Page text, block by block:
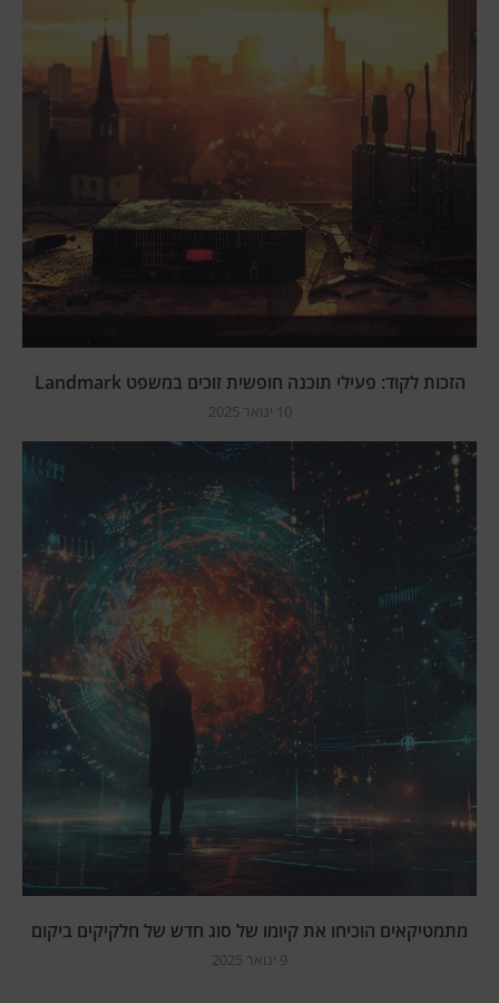
הזכות לקוד: פעילי תוכנה חופשית זוכים במשפט Landmark
10 ינואר 2025
מתמטיקאים הוכיחו את קיומו של סוג חדש של חלקיקים ביקום
9 ינואר 2025